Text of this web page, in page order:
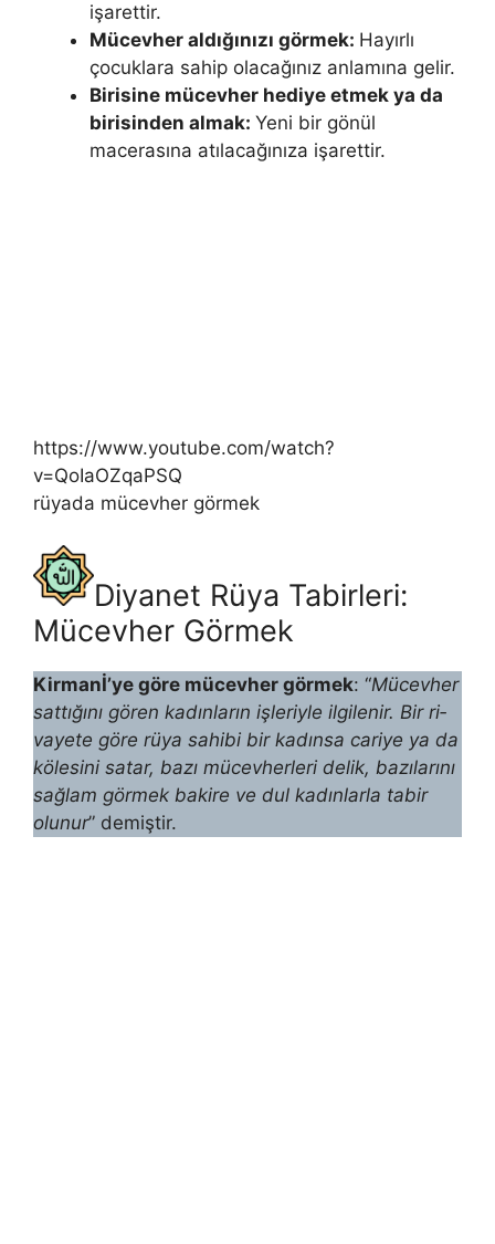
işarettir.
Mücevher aldığınızı görmek: Hayırlı
çocuklara sahip olacağınız anlamına gelir.
Birisine mücevher hediye etmek ya da
birisinden almak: Yeni bir gönül
macerasına atılacağınıza işarettir.
https://www.youtube.com/watch?
v=QoIaOZqaPSQ
rüyada mücevher görmek
Diyanet Rüya Tabirleri:
Mücevher Görmek
Kirmanİ’ye göre mücevher görmek: “Mücevher
sattığını gören kadınların işleriyle ilgilenir. Bir ri­
vayete göre rüya sahibi bir kadınsa cariye ya da
kölesini satar, bazı mü­cevherleri delik, bazılarını
sağlam görmek bakire ve dul kadınlarla tabir
olunur” demiştir.